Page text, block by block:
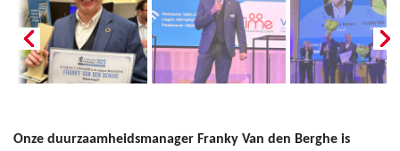
Onze duurzaamheidsmanager Franky Van den Berghe is